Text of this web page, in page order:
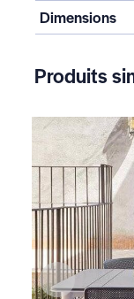
Dimensions
Produits